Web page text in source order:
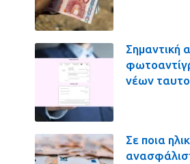
Σημαντική
νέων
Σε ποια